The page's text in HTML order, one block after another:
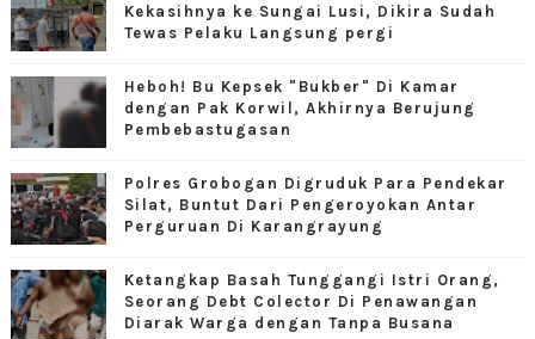
Kekasihnya ke Sungai Lusi, Dikira Sudah
Tewas Pelaku Langsung pergi
Heboh! Bu Kepsek "Bukber" Di Kamar
dengan Pak Korwil, Akhirnya Berujung
Pembebastugasan
Polres Grobogan Digruduk Para Pendekar
Silat, Buntut Dari Pengeroyokan Antar
Perguruan Di Karangrayung
Ketangkap Basah Tunggangi Istri Orang,
Seorang Debt Colector Di Penawangan
Diarak Warga dengan Tanpa Busana